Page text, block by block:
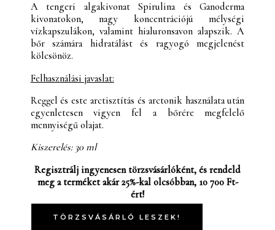
A tengeri algakivonat Spirulina és Ganoderma
kivonatokon, nagy koncentrációjú mélységi
vízkapszulákon, valamint hialuronsavon alapszik. A
bőr számára hidratálást és ragyogó megjelenést
kölcsönöz.
Felhasználási javaslat:
Reggel és este arctisztítás és arctonik használata után
egyenletesen vigyen fel a bőrére megfelelő
mennyiségű olajat.
Kiszerelés: 30 ml
Regisztrálj ingyenesen törzsvásárlóként, és rendeld
meg a terméket akár 25%-kal olcsóbban, 10 700 Ft-
ért!
TÖRZSVÁSÁRLÓ LESZEK!